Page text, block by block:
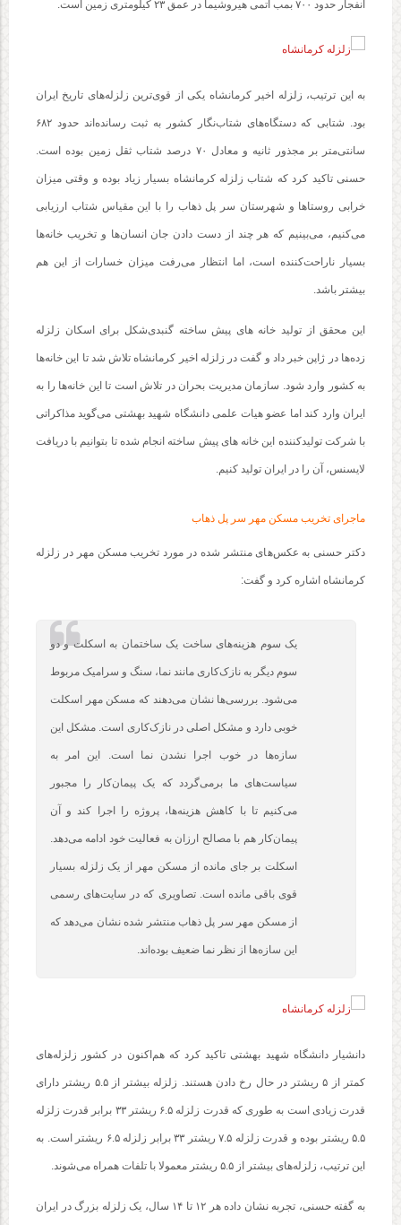
انفجار حدود ۷۰۰ بمب اتمی هیروشیما در عمق ۲۳ کیلومتری زمین است.
به این ترتیب، زلزله اخیر کرمانشاه یکی از قوی‌ترین زلزله‌های تاریخ ایران
بود. شتابی که دستگاه‌های شتاب‌نگار کشور به ثبت رسانده‌اند حدود ۶۸۲
سانتی‌متر بر مجذور ثانیه و معادل ۷۰ درصد شتاب ثقل زمین بوده است.
حسنی تاکید کرد که شتاب زلزله کرمانشاه بسیار زیاد بوده و وقتی میزان
خرابی روستاها و شهرستان سر پل ذهاب را با این مقیاس شتاب ارزیابی
می‌کنیم، می‌بینیم که هر چند از دست دادن جان انسان‌ها و تخریب خانه‌ها
بسیار ناراحت‌کننده است، اما انتظار می‌رفت میزان خسارات از این هم
بیشتر باشد.
این محقق از تولید خانه های پیش ساخته گنبدی‌شکل برای اسکان زلزله
زده‌ها در ژاپن خبر داد و گفت در زلزله اخیر کرمانشاه تلاش شد تا این خانه‌ها
به کشور وارد شود. سازمان مدیریت بحران در تلاش است تا این خانه‌ها را به
ایران وارد کند اما عضو هیات علمی دانشگاه شهید بهشتی می‌گوید مذاکراتی
با شرکت تولیدکننده این خانه های پیش ساخته انجام شده تا بتوانیم با دریافت
لایسنس، آن را در ایران تولید کنیم.
ماجرای تخریب مسکن مهر سر پل ذهاب
دکتر حسنی به عکس‌های منتشر شده در مورد تخریب مسکن مهر در زلزله
کرمانشاه اشاره کرد و گفت:
یک سوم هزینه‌های ساخت یک ساختمان به اسکلت و دو
سوم دیگر به نازک‌کاری مانند نما، سنگ و سرامیک مربوط
می‌شود. بررسی‌ها نشان می‌دهند که مسکن مهر اسکلت
خوبی دارد و مشکل اصلی در نازک‌کاری است. مشکل این
سازه‌ها در خوب اجرا نشدن نما است. این امر به
سیاست‌های ما برمی‌گردد که یک پیمان‌کار را مجبور
می‌کنیم تا با کاهش هزینه‌ها، پروژه را اجرا کند و آن
پیمان‌کار هم با مصالح ارزان به فعالیت خود ادامه می‌دهد.
اسکلت بر جای مانده از مسکن مهر از یک زلزله بسیار
قوی باقی مانده است. تصاویری که در سایت‌های رسمی
از مسکن مهر سر پل ذهاب منتشر شده نشان می‌دهد که
این سازه‌ها از نظر نما ضعیف بوده‌اند.
دانشیار دانشگاه شهید بهشتی تاکید کرد که هم‌اکنون در کشور زلزله‌های
کمتر از ۵ ریشتر در حال رخ دادن هستند. زلزله بیشتر از ۵.۵ ریشتر دارای
قدرت زیادی است به طوری که قدرت زلزله ۶.۵ ریشتر ۳۳ برابر قدرت زلزله
۵.۵ ریشتر بوده و قدرت زلزله ۷.۵ ریشتر ۳۳ برابر زلزله ۶.۵ ریشتر است. به
این ترتیب، زلزله‌های بیشتر از ۵.۵ ریشتر معمولا با تلفات همراه می‌شوند.
به گفته حسنی، تجربه نشان داده هر ۱۲ تا ۱۴ سال، یک زلزله بزرگ در ایران